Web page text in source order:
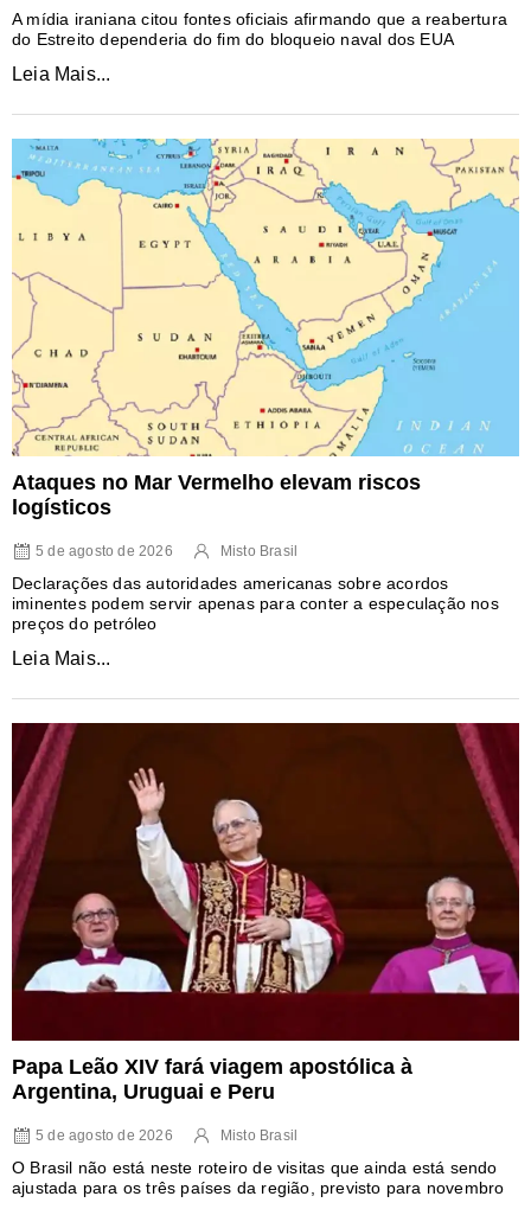
A mídia iraniana citou fontes oficiais afirmando que a reabertura
do Estreito dependeria do fim do bloqueio naval dos EUA
Leia Mais...
Ataques no Mar Vermelho elevam riscos
logísticos
5 de agosto de 2026 Misto Brasil
Declarações das autoridades americanas sobre acordos
iminentes podem servir apenas para conter a especulação nos
preços do petróleo
Leia Mais...
Papa Leão XIV fará viagem apostólica à
Argentina, Uruguai e Peru
5 de agosto de 2026 Misto Brasil
O Brasil não está neste roteiro de visitas que ainda está sendo
ajustada para os três países da região, previsto para novembro